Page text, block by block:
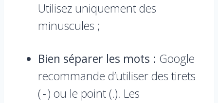
Utilisez uniquement des
minuscules ;
Bien séparer les mots : Google
recommande d’utiliser des tirets
(-) ou le point (.). Les